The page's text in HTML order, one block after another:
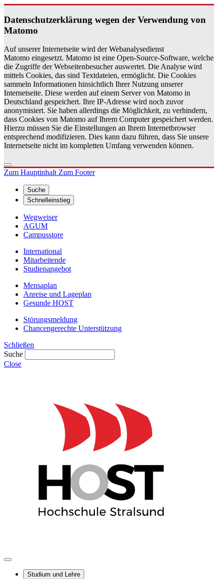
Da­ten­schutz­er­klä­rung wegen der Ver­wen­dung von
Ma­to­mo
Auf unserer Internetseite wird der Webanalysedienst
Matomo eingesetzt. Matomo ist eine Open-Source-Software, welche
die Zugriffe der Webseitenbesucher auswertet. Die Analyse wird
mittels Cookies, das sind Textdateien, ermöglicht. Die Cookies
sammeln Informationen hinsichtlich Ihrer Nutzung unserer
Internetseite. Diese werden auf einem Server von Matomo in
Deutschland gespeichert. Ihre IP-Adresse wird noch zuvor
anonymisiert. Sie haben allerdings die Möglichkeit, zu verhindern,
dass Cookies von Matomo auf Ihrem Computer gespeichert werden.
Hierzu müssen Sie die Einstellungen an Ihrem Internetbrowser
entsprechend modifizieren. Dies kann dazu führen, dass Sie unsere
Internetseite nicht im kompletten Umfang verwenden können.
Zum HauptinhaltZum Footer
Suche
Schnelleinstieg
Wegweiser
AGUM
Campusstore
International
Mitarbeitende
Studienangebot
Mensaplan
Anreise und Lageplan
Gesunde HOST
Störungsmeldung
Chancengerechte Unterstützung
Schließen
Suche
Close
Studium und Lehre